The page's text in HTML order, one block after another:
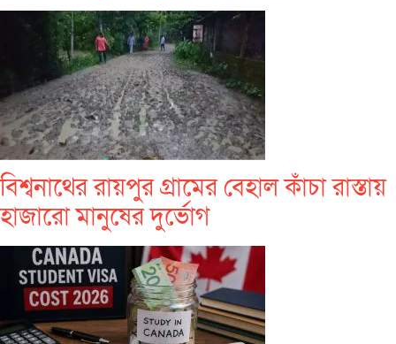
বিশ্বনাথের রায়পুর গ্রামের বেহাল কাঁচা রাস্তায়
হাজারো মানুষের দুর্ভোগ